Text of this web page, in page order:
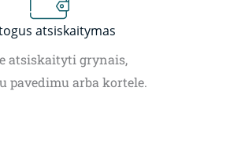
atsiskaitymas
atsiskaityti grynais,
pavedimu arba kortele.